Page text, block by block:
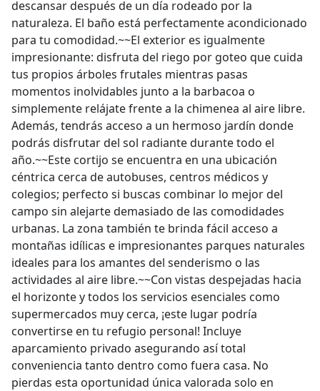
descansar después de un día rodeado por la
naturaleza. El baño está perfectamente acondicionado
para tu comodidad.~~El exterior es igualmente
impresionante: disfruta del riego por goteo que cuida
tus propios árboles frutales mientras pasas
momentos inolvidables junto a la barbacoa o
simplemente relájate frente a la chimenea al aire libre.
Además, tendrás acceso a un hermoso jardín donde
podrás disfrutar del sol radiante durante todo el
año.~~Este cortijo se encuentra en una ubicación
céntrica cerca de autobuses, centros médicos y
colegios; perfecto si buscas combinar lo mejor del
campo sin alejarte demasiado de las comodidades
urbanas. La zona también te brinda fácil acceso a
montañas idílicas e impresionantes parques naturales
ideales para los amantes del senderismo o las
actividades al aire libre.~~Con vistas despejadas hacia
el horizonte y todos los servicios esenciales como
supermercados muy cerca, ¡este lugar podría
convertirse en tu refugio personal! Incluye
aparcamiento privado asegurando así total
conveniencia tanto dentro como fuera casa. No
pierdas esta oportunidad única valorada solo en